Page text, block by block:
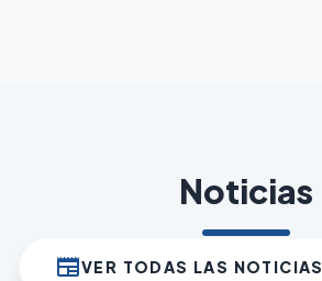
Noticias
newspaperVER TODAS LAS NOTICIAS